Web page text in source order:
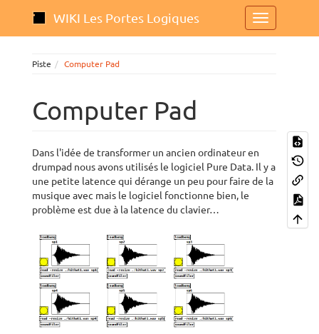
WIKI Les Portes Logiques
Piste Computer Pad
Computer Pad
Dans l'idée de transformer un ancien ordinateur en
drumpad nous avons utilisés le logiciel Pure Data. Il y a
une petite latence qui dérange un peu pour faire de la
musique avec mais le logiciel fonctionne bien, le
problème est due à la latence du clavier…